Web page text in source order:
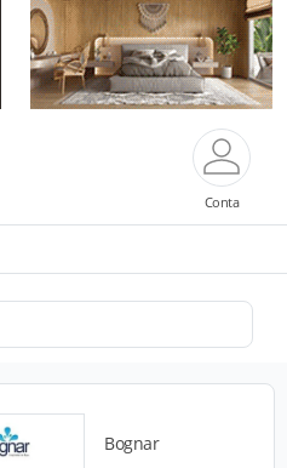
Conta
Bognar